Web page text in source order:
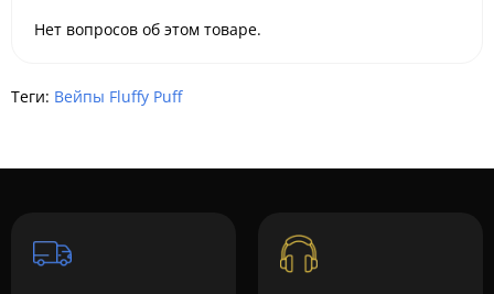
Нет вопросов об этом товаре.
Теги: Вейпы Fluffy Puff